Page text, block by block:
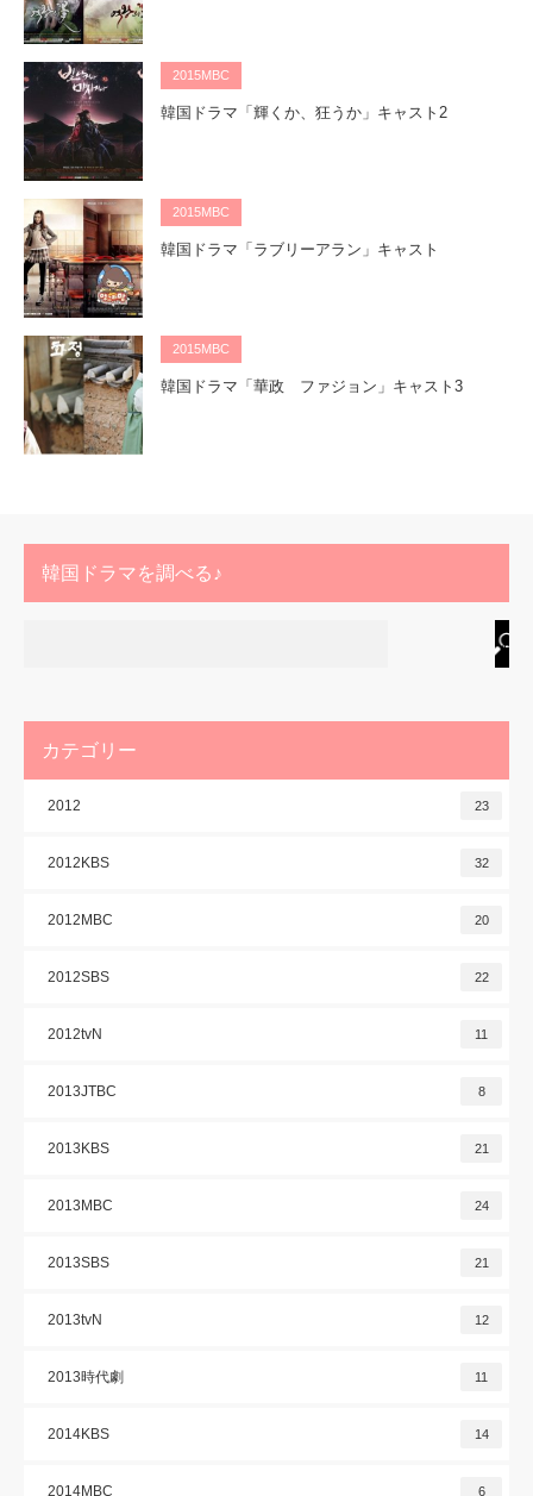
2015MBC
韓国ドラマ「輝くか、狂うか」キャスト2
2015MBC
韓国ドラマ「ラブリーアラン」キャスト
2015MBC
韓国ドラマ「華政 ファジョン」キャスト3
韓国ドラマを調べる♪
カテゴリー
2012 23
2012KBS 32
2012MBC 20
2012SBS 22
2012tvN 11
2013JTBC 8
2013KBS 21
2013MBC 24
2013SBS 21
2013tvN 12
2013時代劇 11
2014KBS 14
2014MBC 6